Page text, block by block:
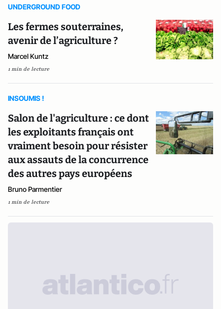
UNDERGROUND FOOD
Les fermes souterraines,
avenir de l’agriculture ?
Marcel Kuntz
1 min de lecture
INSOUMIS !
Salon de l'agriculture : ce dont
les exploitants français ont
vraiment besoin pour résister
aux assauts de la concurrence
des autres pays européens
Bruno Parmentier
1 min de lecture